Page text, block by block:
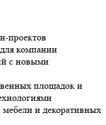
проектов
компании
с новыми
площадок и
и декоративных